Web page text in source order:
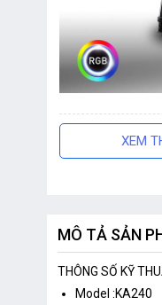
XEM
MÔ TẢ SẢN
THÔNG SỐ KỸ
Model :KA240